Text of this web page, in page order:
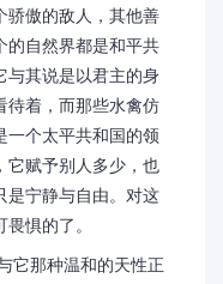
骄傲的敌人，其他善
的自然界都是和平共
与其说是以君主的身
待着，而那些水禽仿
一个太平共和国的领
它赋予别人多少，也
是宁静与自由。对这
惧的了。
那种温和的天性正